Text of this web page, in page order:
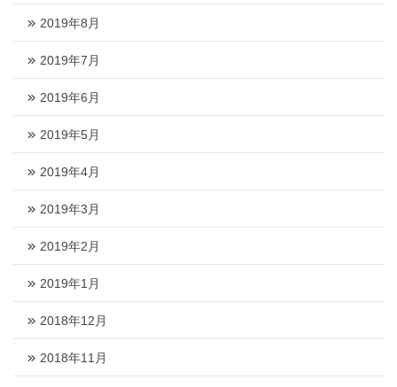
2019年8月
2019年7月
2019年6月
2019年5月
2019年4月
2019年3月
2019年2月
2019年1月
2018年12月
2018年11月